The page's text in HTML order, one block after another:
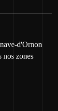
d'Ornon
nos zones